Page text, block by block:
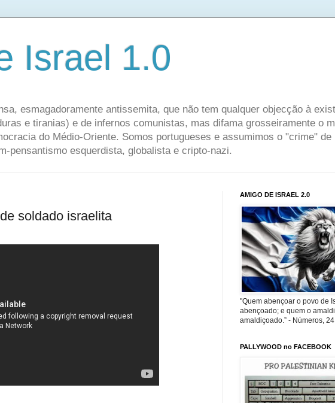
Israel 1.0
esmagadoramente antissemita, que não tem qualquer objecção à
e tiranias) e de infernos comunistas, mas difama grosseiramente o
do Médio-Oriente. Somos portugueses e assumimos o "crime" de
pensantismo esquerdista, globalista e cripto-nazi.
soldado israelita
AMIGO DE ISRAEL 2.0
"Quem abençoar o povo de
abençoado; e quem o
amaldiçoado.” - Números,
PALLYWOOD no FACEBOOK